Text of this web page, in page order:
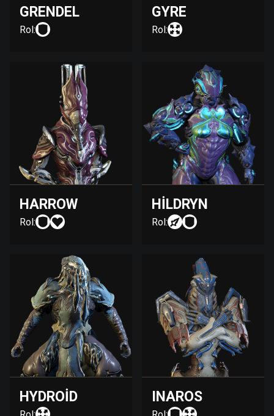
GRENDEL
Rol:
GYRE
Rol:
HARROW
Rol:
HILDRYN
Rol:
HYDROID INAROS